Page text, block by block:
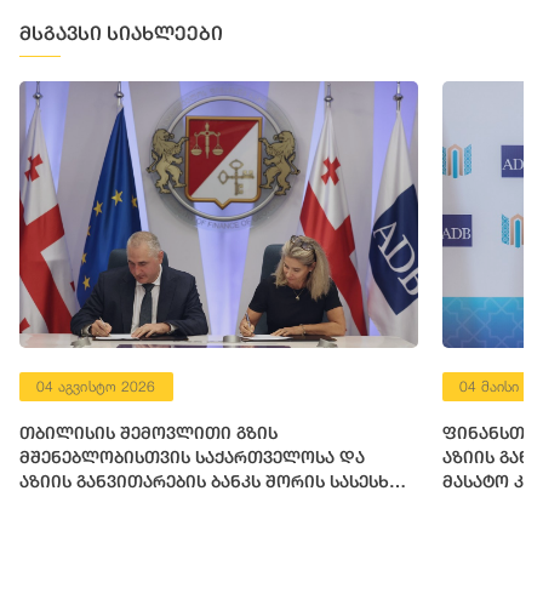
მსგავსი სიახლეები
04 აგვისტო 2026
თბილისის შემოვლითი გზის
მშენებლობისთვის საქართველოსა და
აზიის განვითარების ბანკს შორის სასესხო
04 მაისი
ფინანსთა
აზიის
მასატო